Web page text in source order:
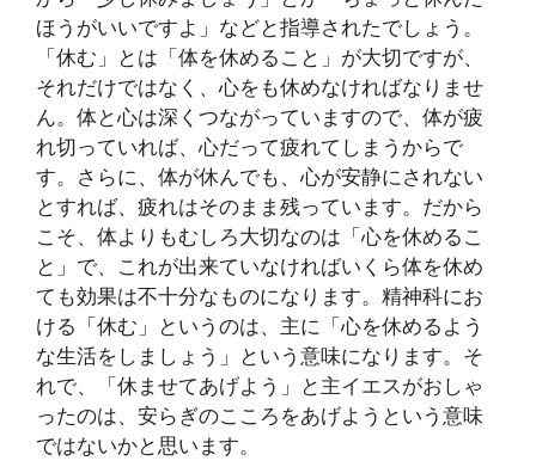
ほうがいいですよ」などと指導されたでしょう。
「休む」とは「体を休めること」が大切ですが、
それだけではなく、心をも休めなければなりませ
ん。体と心は深くつながっていますので、体が疲
れ切っていれば、心だって疲れてしまうからで
す。さらに、体が休んでも、心が安静にされない
とすれば、疲れはそのまま残っています。だから
こそ、体よりもむしろ大切なのは「心を休めるこ
と」で、これが出来ていなければいくら体を休め
ても効果は不十分なものになります。精神科にお
ける「休む」というのは、主に「心を休めるよう
な生活をしましょう」という意味になります。そ
れで、「休ませてあげよう」と主イエスがおしゃ
ったのは、安らぎのこころをあげようという意味
ではないかと思います。